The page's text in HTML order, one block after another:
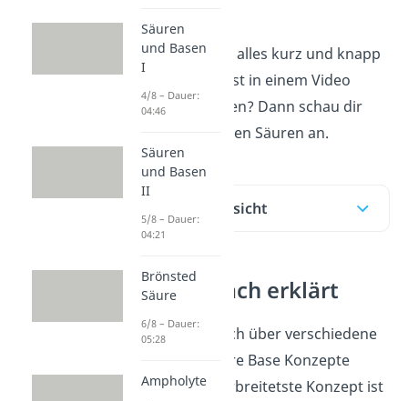
Möchtest du das alles kurz und knapp
zusammengefasst in einem Video
erklärt bekommen? Dann schau dir
zu den Säuren an.
Inhaltsübersicht
Säure einfach erklärt
Säuren lassen sich über verschiedene
sogenannte Säure Base Konzepte
erklären. Das verbreitetste Konzept ist
Säuren
und Basen
I
4/8 – Dauer:
04:46
Säuren
und Basen
II
5/8 – Dauer:
04:21
Brönsted
Säure
6/8 – Dauer:
05:28
Ampholyte